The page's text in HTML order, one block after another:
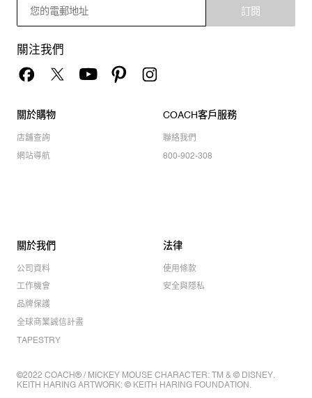
訂閱
關注我們
關於購物
店舖查詢
網站導航
COACH客戶服務
聯絡我們
800-902-308
關於我們
公司資料
工作機會
品牌保護
全球商業誠信計畫
TAPESTRY
法律
使用條款
安全與隱私
©2022 COACH® / MICKEY MOUSE CHARACTER: TM & © DISNEY.
KEITH HARING ARTWORK: © KEITH HARING FOUNDATION.